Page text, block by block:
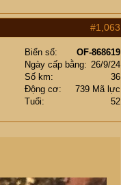
#1,063
Biển số
OF-868619
Ngày cấp bằng
26/9/24
Số km
36
Động cơ
739 Mã lực
Tuổi
52